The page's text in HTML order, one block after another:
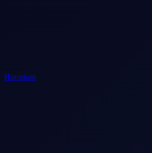
Horoskop